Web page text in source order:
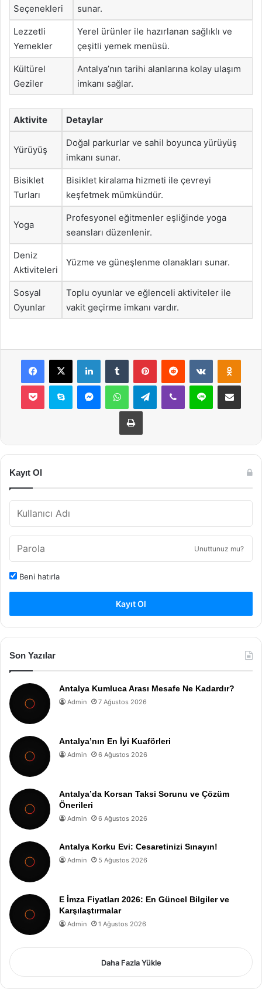
Seçenekleri
sunar.
Lezzetli
Yemekler
Yerel ürünler ile hazırlanan sağlıklı ve
çeşitli yemek menüsü.
Kültürel
Geziler
Antalya’nın tarihi alanlarına kolay ulaşım
imkanı sağlar.
Aktivite Detaylar
Yürüyüş
Doğal parkurlar ve sahil boyunca yürüyüş
imkanı sunar.
Bisiklet
Turları
Bisiklet kiralama hizmeti ile çevreyi
keşfetmek mümkündür.
Yoga
Profesyonel eğitmenler eşliğinde yoga
seansları düzenlenir.
Deniz
Aktiviteleri
Yüzme ve güneşlenme olanakları sunar.
Sosyal
Oyunlar
Toplu oyunlar ve eğlenceli aktiviteler ile
vakit geçirme imkanı vardır.
Facebook
X LinkedInTumblr PinterestReddit VKontakte
Pocket Skype MessengerWhatsAppTelegramViber Line E-Posta ile
Yazdır
Kayıt Ol
Unuttunuz mu?
Beni hatırla
Kayıt Ol
Son Yazılar
Antalya Kumluca Arası Mesafe Ne Kadardır?
Admin 7 Ağustos 2026
Antalya’nın En İyi Kuaförleri
Admin 6 Ağustos 2026
Antalya’da Korsan Taksi Sorunu ve Çözüm
Önerileri
Admin 6 Ağustos 2026
Antalya Korku Evi: Cesaretinizi Sınayın!
Admin 5 Ağustos 2026
E İmza Fiyatları 2026: En Güncel Bilgiler ve
Karşılaştırmalar
Admin 1 Ağustos 2026
Daha Fazla Yükle